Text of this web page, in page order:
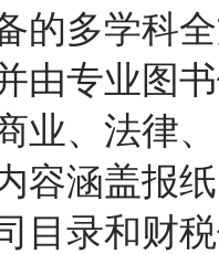
的多学科
由专业图
业、法律
容涵盖报
目录和财